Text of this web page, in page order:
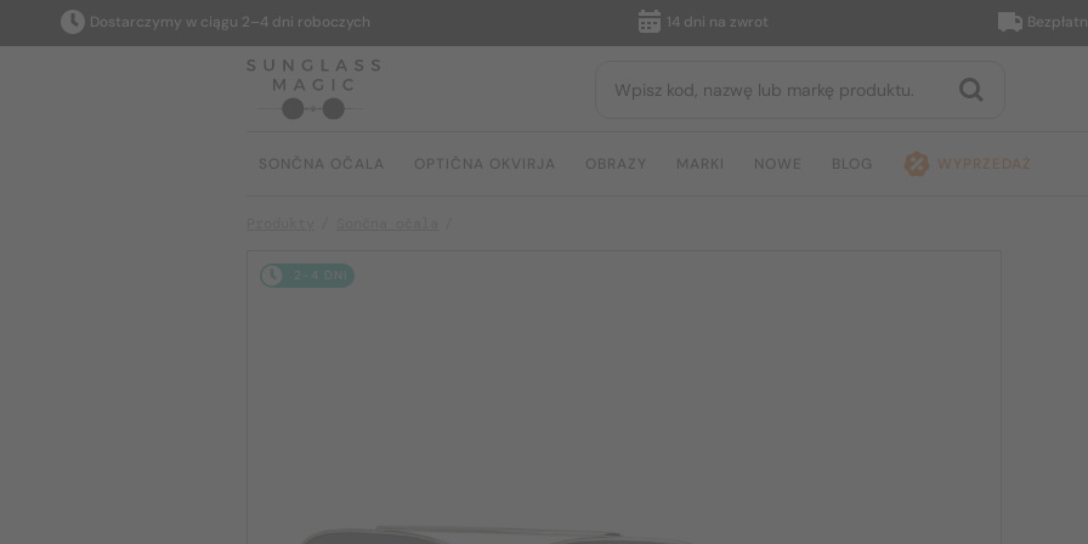
Dostarczymy w ciągu 2–4 dni roboczych 14 dni na zwrot Bezpłatna
SONČNA OČALA OPTIČNA OKVIRJA OBRAZY MARKI NOWE BLOG WYPRZEDAŻ
2-4 DNI